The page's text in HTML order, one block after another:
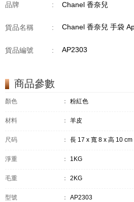
品牌 : Chanel 香奈兒
貨品名稱 : Chanel 香奈兒 手袋
貨品編號 : AP2303
商品參數
顏色 ： 粉紅色
材料 ： 羊皮
尺码 ： 長 17 x 寬 8 x 高 10 cm
淨重 ： 1KG
毛重 ： 2KG
型號 ： AP2303